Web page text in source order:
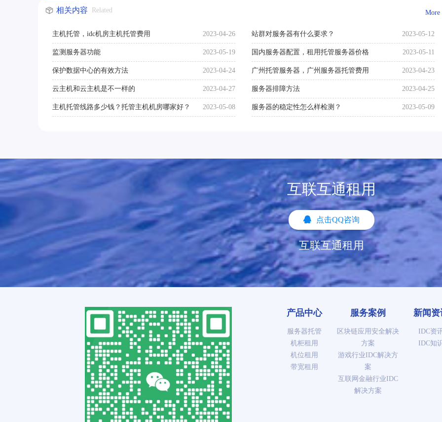
相关内容 Related More
主机托管，idc机房主机托管费用 2023-04-26 站群对服务器有什么要求？ 2023-05-12
监测服务器功能 2023-05-19 国内服务器配置，租用托管服务器价格 2023-05-11
保护数据中心的有效方法 2023-04-24 广州托管服务器，广州服务器托管费用 2023-04-23
云主机和云主机是不一样的 2023-04-27 服务器排障方法 2023-04-25
主机托管线路多少钱？托管主机机房哪家好？ 2023-05-08 服务器的稳定性怎么样检测？ 2023-05-09
互联互通租用
点击QQ咨询
互联互通租用
产品中心
服务器托管
机柜租用
机位租用
带宽租用
服务案例
区块链应用安全解决
方案
游戏行业IDC解决方
案
互联网金融行业IDC
解决方案
新闻资
IDC资
IDC知